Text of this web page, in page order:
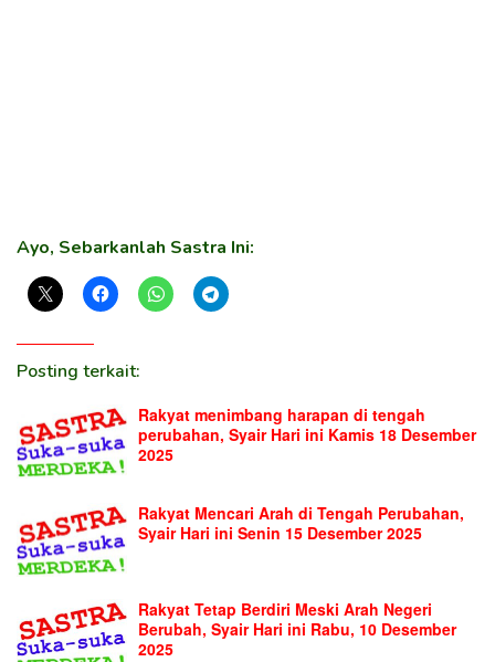
Ayo, Sebarkanlah Sastra Ini:
Posting terkait:
Rakyat menimbang harapan di tengah
perubahan, Syair Hari ini Kamis 18 Desember
2025
Rakyat Mencari Arah di Tengah Perubahan,
Syair Hari ini Senin 15 Desember 2025
Rakyat Tetap Berdiri Meski Arah Negeri
Berubah, Syair Hari ini Rabu, 10 Desember
2025